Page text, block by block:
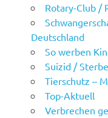
Rotary-Club /
Deutschland
So werben
Suizid /
Tierschutz –
Top-Aktuell
Verbrechen